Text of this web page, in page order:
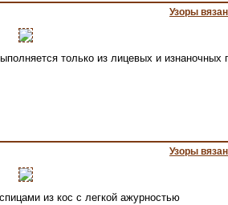
Узоры
только из лицевых и изнаночных
Узоры
из кос с легкой ажурностью